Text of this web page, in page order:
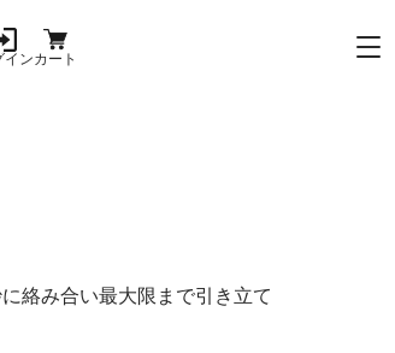
インカート
絡み合い最大限まで引き立て